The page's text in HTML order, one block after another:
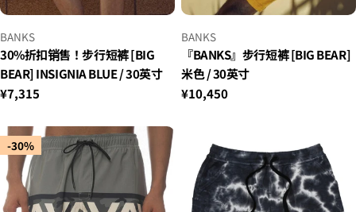
小
贩：
BANKS
30%折扣销售！步行短裤 [BIG
BEAR] INSIGNIA BLUE / 30英寸
正
价
格
¥7,315
小
贩：
BANKS
『BANKS』步行短裤 [BIG BEAR]
米色 / 30英寸
正
¥10,450
-30%